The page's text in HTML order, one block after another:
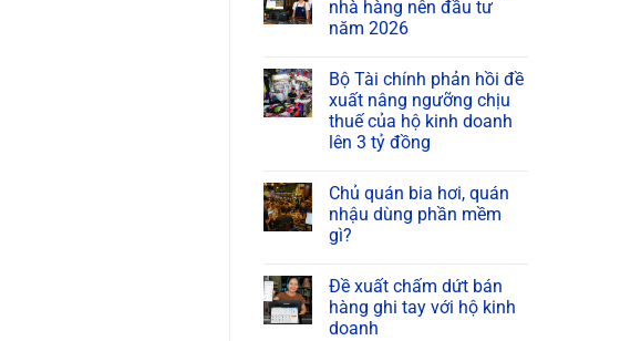
nhà hàng nên đầu tư
năm 2026
Bộ Tài chính phản hồi đề
xuất nâng ngưỡng chịu
thuế của hộ kinh doanh
lên 3 tỷ đồng
Chủ quán bia hơi, quán
nhậu dùng phần mềm
gì?
Đề xuất chấm dứt bán
hàng ghi tay với hộ kinh
doanh